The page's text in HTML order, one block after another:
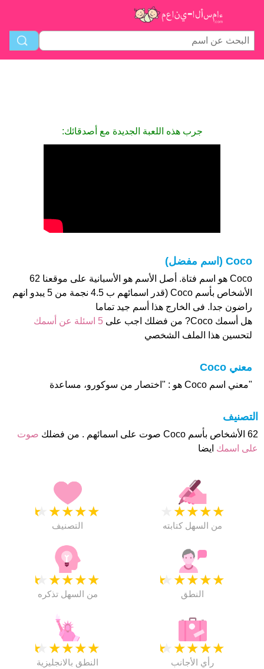
جرب هذه اللعبة الجديدة مع أصدقائك:
Coco (اسم مفضل)
Coco هو اسم فتاة. أصل الأسم هو الأسبانية على موقعنا 62
الأشخاص بأسم Coco (قدر اسمائهم ب 4.5 نجمة من 5 يبدو انهم
راضون جدا. فى الخارج هذا أسم جيد تماما
هل أسمك Coco? من فضلك اجب على
5 اسئلة عن أسمك
لتحسين هذا الملف الشخصي
معني Coco
"معني اسم Coco هو : "اختصار من سوكورو، مساعدة
التصنيف
62 الأشخاص بأسم Coco صوت على اسمائهم . من فضلك
صوت
على اسمك ايضا
★
★
★
★
★
التصنيف
★
★
★
★
من السهل كتابته
★
★
★
★
★
من السهل تذكره
★
★
★
★
★
النطق
★
★
★
★
★
النطق بالانجليزية
★
★
★
★
★
رأي الأجانب